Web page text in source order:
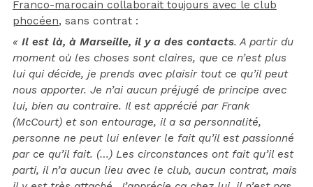
Franco-marocain collaborait toujours avec le club
phocéen, sans contrat :
« Il est là, à Marseille, il y a des contacts. A partir du
moment où les choses sont claires, que ce n’est plus
lui qui décide, je prends avec plaisir tout ce qu’il peut
nous apporter. Je n’ai aucun préjugé de principe avec
lui, bien au contraire. Il est apprécié par Frank
(McCourt) et son entourage, il a sa personnalité,
personne ne peut lui enlever le fait qu’il est passionné
par ce qu’il fait. (…) Les circonstances ont fait qu’il est
parti, il n’a aucun lieu avec le club, aucun contrat, mais